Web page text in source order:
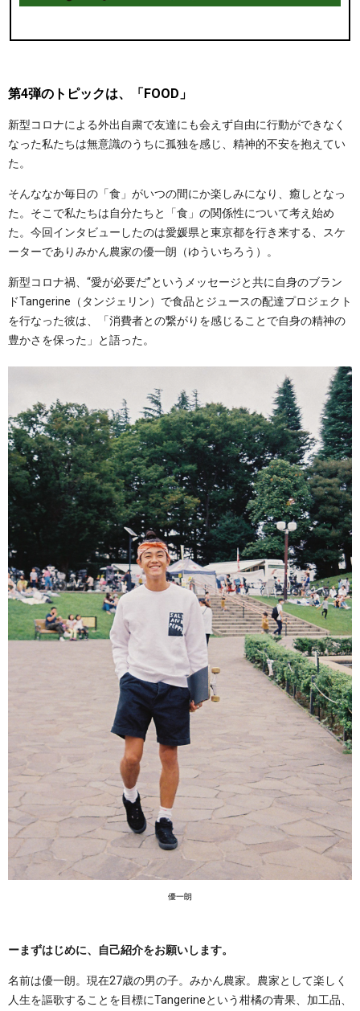
第4弾のトピックは、「FOOD」
新型コロナによる外出自粛で友達にも会えず自由に行動ができなく
なった私たちは無意識のうちに孤独を感じ、精神的不安を抱えてい
た。
そんななか毎日の「食」がいつの間にか楽しみになり、癒しとなっ
た。そこで私たちは自分たちと「食」の関係性について考え始め
た。今回インタビューしたのは愛媛県と東京都を行き来する、スケ
ーターでありみかん農家の優一朗（ゆういちろう）。
新型コロナ禍、“愛が必要だ”というメッセージと共に自身のブラン
ドTangerine（タンジェリン）で食品とジュースの配達プロジェクト
を行なった彼は、「消費者との繋がりを感じることで自身の精神の
豊かさを保った」と語った。
優一朗
ーまずはじめに、自己紹介をお願いします。
名前は優一朗。現在27歳の男の子。みかん農家。農家として楽しく
人生を謳歌することを目標にTangerineという柑橘の青果、加工品、